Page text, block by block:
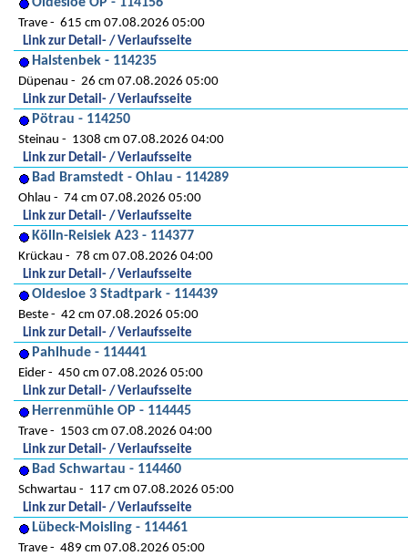
Trave
615 cm 07.08.2026 05:00
Link zur Detail- / Verlaufsseite
Halstenbek - 114235
Düpenau
26 cm 07.08.2026 05:00
Link zur Detail- / Verlaufsseite
Pötrau - 114250
Steinau
1308 cm 07.08.2026 04:00
Link zur Detail- / Verlaufsseite
Bad Bramstedt - Ohlau - 114289
Ohlau
74 cm 07.08.2026 05:00
Link zur Detail- / Verlaufsseite
Kölln-Reisiek A23 - 114377
Krückau
78 cm 07.08.2026 04:00
Link zur Detail- / Verlaufsseite
Oldesloe 3 Stadtpark - 114439
Beste
42 cm 07.08.2026 05:00
Link zur Detail- / Verlaufsseite
Pahlhude - 114441
Eider
450 cm 07.08.2026 05:00
Link zur Detail- / Verlaufsseite
Herrenmühle OP - 114445
Trave
1503 cm 07.08.2026 04:00
Link zur Detail- / Verlaufsseite
Bad Schwartau - 114460
Schwartau
117 cm 07.08.2026 05:00
Link zur Detail- / Verlaufsseite
Lübeck-Moisling - 114461
Trave
489 cm 07.08.2026 05:00